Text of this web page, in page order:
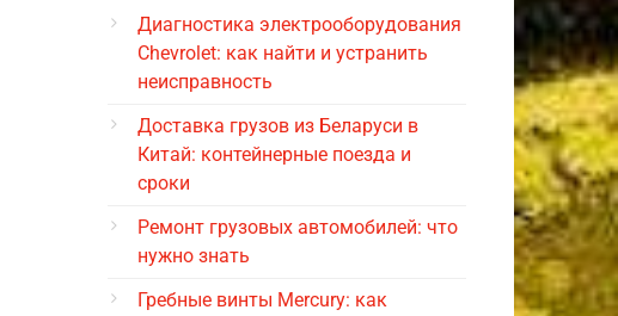
Диагностика электрооборудования
Chevrolet: как найти и устранить
неисправность
Доставка грузов из Беларуси в
Китай: контейнерные поезда и
сроки
Ремонт грузовых автомобилей: что
нужно знать
Гребные винты Mercury: как